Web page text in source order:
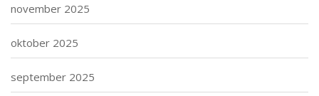
november 2025
oktober 2025
september 2025